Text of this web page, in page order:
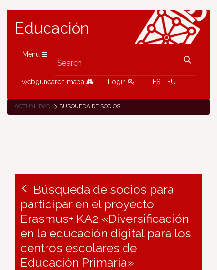
Educación
Menu
webgunearen mapa Login ES EU
ACTUALIDAD BÚSQUEDA DE SOCIOS PARA PARTICIPAR EN EL PROYECTO ERASMUS+ KA2 «DIVERSIFICACIÓN EN LA EDUCACIÓN DIGITAL PARA LOS CENTROS ESCOLARES DE EDUCACIÓN PRIMARIA»
Búsqueda de socios para
participar en el proyecto
Erasmus+ KA2 «Diversificación
en la educación digital para los
centros escolares de
Educación Primaria»